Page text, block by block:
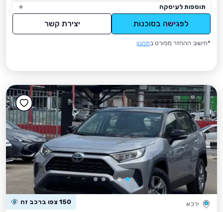
תוספות לעיסקה
לפגישה בסוכנות יצירת קשר
*חישוב ההחזר מפורט בתקנון
ירכא 150 צפו ברכב זה